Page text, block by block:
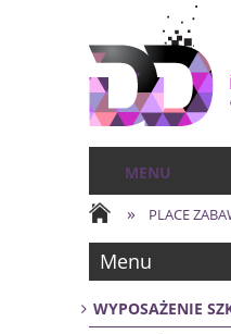
MENU
» PLACE
Menu
WYPOSAŻENIE